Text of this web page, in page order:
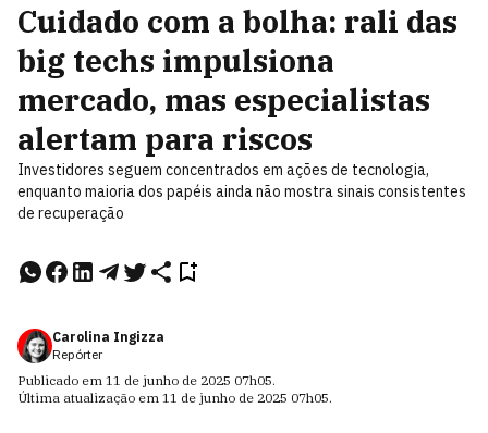
Cuidado com a bolha: rali das
big techs impulsiona
mercado, mas especialistas
alertam para riscos
Investidores seguem concentrados em ações de tecnologia,
enquanto maioria dos papéis ainda não mostra sinais consistentes
de recuperação
Carolina Ingizza
Repórter
Publicado em 11 de junho de 2025 07h05.
Última atualização em 11 de junho de 2025 07h05.